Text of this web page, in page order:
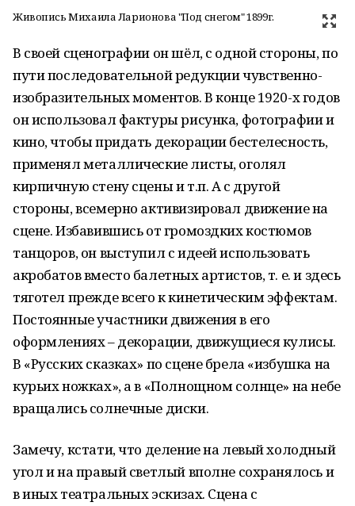
Живопись Михаила Ларионова "Под снегом" 1899г.
В своей сценографии он шёл, с одной стороны, по
пути последовательной редукции чувственно-
изобразительных моментов. В конце 1920-х годов
он использовал фактуры рисунка, фотографии и
кино, чтобы придать декорации бестелесность,
применял металлические листы, оголял
кирпичную стену сцены и т.п. А с другой
стороны, всемерно активизировал движение на
сцене. Избавившись от громоздких костюмов
танцоров, он выступил с идеей использовать
акробатов вместо балетных артистов, т. е. и здесь
тяготел прежде всего к кинетическим эффектам.
Постоянные участники движения в его
оформлениях – декорации, движущиеся кулисы.
В «Русских сказках» по сцене брела «избушка на
курьих ножках», а в «Полнощном солнце» на небе
вращались солнечные диски.
Замечу, кстати, что деление на левый холодный
угол и на правый светлый вполне сохранялось и
в иных театральных эскизах. Сцена с